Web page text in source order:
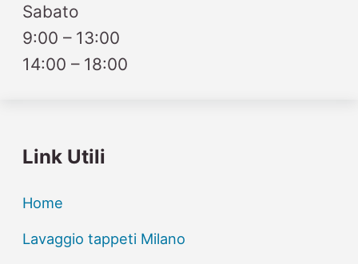
Sabato
9:00 – 13:00
14:00 – 18:00
Link Utili
Home
Lavaggio tappeti Milano